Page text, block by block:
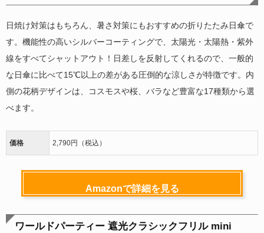
日焼け対策はもちろん、暑さ対策にもおすすめの折りたたみ日傘で
す。機能性の高いシルバーコーティングで、太陽光・太陽熱・紫外
線をすべてシャットアウト！日差しを反射してくれるので、一般的
な日傘に比べて15℃以上の差がある圧倒的な涼しさが特徴です。内
側の花柄デザインは、コスモスや桜、バラなど豊富な17種類から選
べます。
価格 2,790円（税込）
Amazonで詳細を見る
ワールドパーティー 遮光クラシックフリル mini